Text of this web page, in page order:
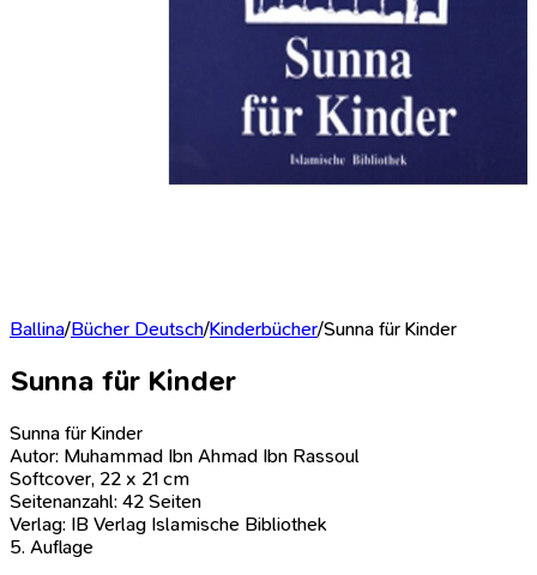
Ballina/Bücher Deutsch/Kinderbücher/Sunna für Kinder
Sunna für Kinder
Sunna für Kinder
Autor: Muhammad Ibn Ahmad Ibn Rassoul
Softcover, 22 x 21 cm
Seitenanzahl: 42 Seiten
Verlag: IB Verlag Islamische Bibliothek
5. Auflage